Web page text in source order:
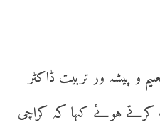
و پیشہ ور تربیت ڈاکٹر
خالد مقبول صدیقی نے خطاب کرتے ہوئے کہا کہ کراچی